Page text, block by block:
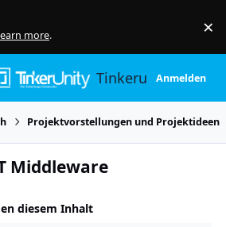
more. ×
TinkerunityAnmelden
Projektvorstellungen und Projektideen
Middleware
diesem Inhalt